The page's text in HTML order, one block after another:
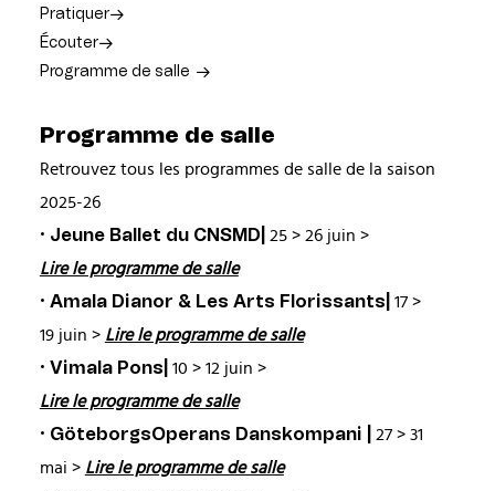
Pratiquer
Écouter
Programme de salle
Programme de salle
Retrouvez tous les programmes de salle de la saison
2025-26
· Jeune Ballet du CNSMD|
25 > 26 juin >
Lire le programme de salle
· Amala Dianor & Les Arts Florissants| 17 >
19 juin > Lire le programme de salle
· Vimala Pons| 10 > 12 juin >
Lire le programme de salle
· GöteborgsOperans Danskompani |
27 > 31
mai > Lire le programme de salle